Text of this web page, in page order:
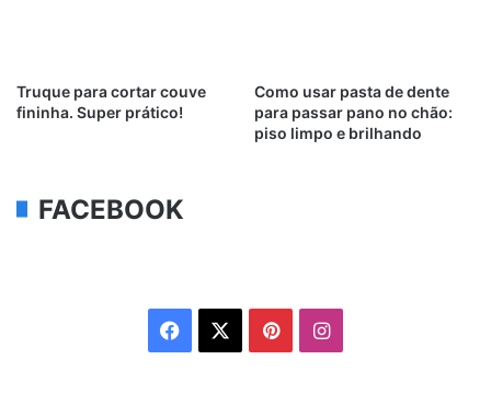
Truque para cortar couve
fininha. Super prático!
Como usar pasta de dente
para passar pano no chão:
piso limpo e brilhando
FACEBOOK
Facebook PinterestInstagram